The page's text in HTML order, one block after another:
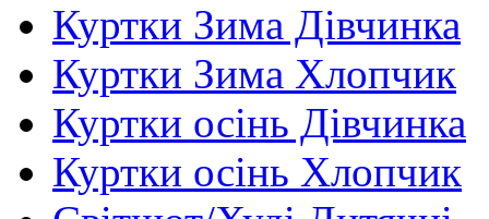
Куртки Зима Дівчинка
Куртки Зима Хлопчик
Куртки осінь Дівчинка
Куртки осінь Хлопчик